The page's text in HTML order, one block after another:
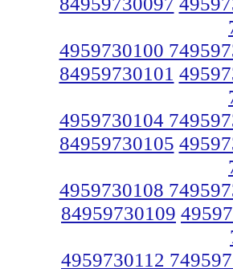
4959730100
84959730101
4959730104
84959730105
4959730108
84959730109
4959730112